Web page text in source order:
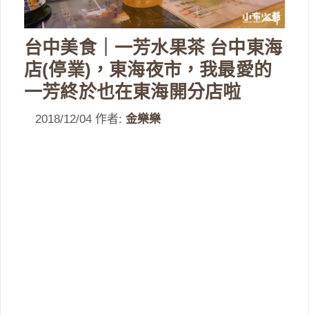
台中美食｜一芳水果茶 台中東海
店(停業)，東海夜市，我最愛的
一芳終於也在東海開分店啦
2018/12/04 作者: 金樂樂